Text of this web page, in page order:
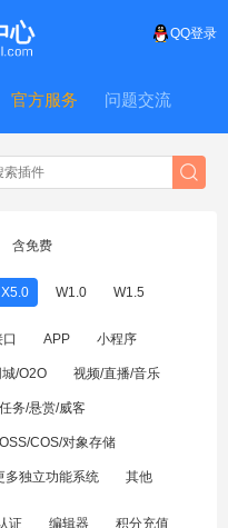
QQ登录
官方服务 问题交流
含免费
X5.0 W1.0 W1.5
APP 小程序
/O2O 视频/直播/音乐
任务/悬赏/威客
OSS/COS/对象存储
多独立功能系统 其他
证 编辑器 积分充值